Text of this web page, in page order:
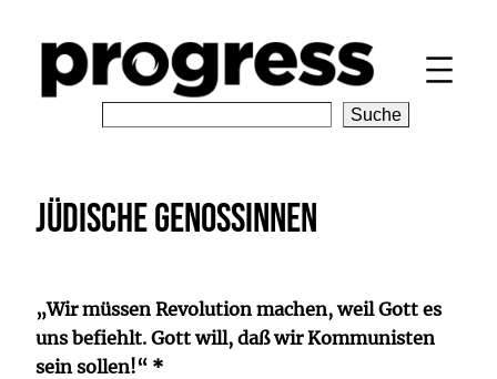
Inhalt
springen
c
h
Suche
Jüdische GenossInnen
„Wir müssen Revolution machen, weil Gott es
uns befiehlt. Gott will, daß wir Kommunisten
sein sollen!“ *